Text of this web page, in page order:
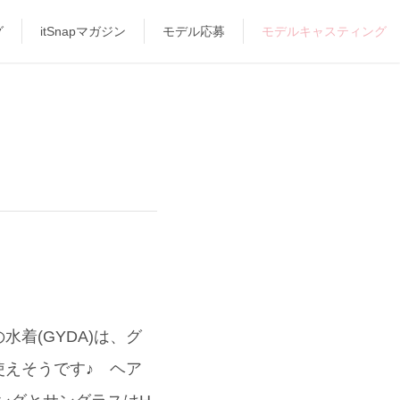
itSnapマガジン モデル応募 モデルキャスティング
水着(GYDA)は、グ
えそうです♪ ヘア